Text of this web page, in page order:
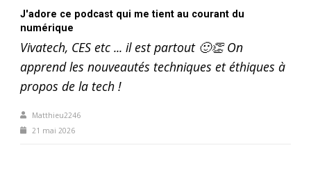
J'adore ce podcast qui me tient au courant du
numérique
Vivatech, CES etc ... il est partout 🙂👏 On
apprend les nouveautés techniques et éthiques à
propos de la tech !
Matthieu2246
21 mai 2026